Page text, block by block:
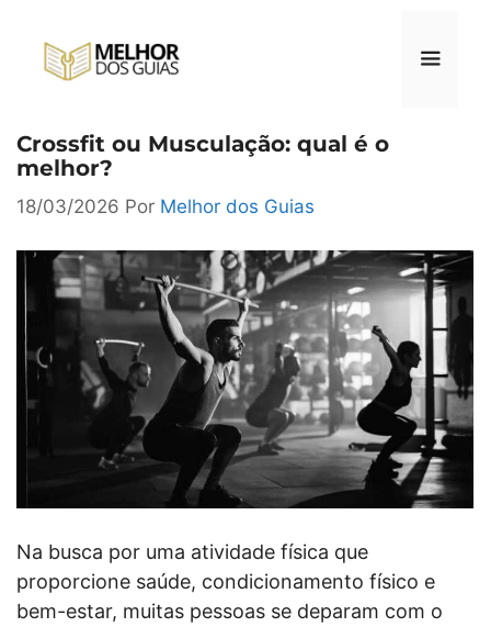
Crossfit ou Musculação: qual é o
melhor?
18/03/2026 Por Melhor dos Guias
Na busca por uma atividade física que
proporcione saúde, condicionamento físico e
bem-estar, muitas pessoas se deparam com o